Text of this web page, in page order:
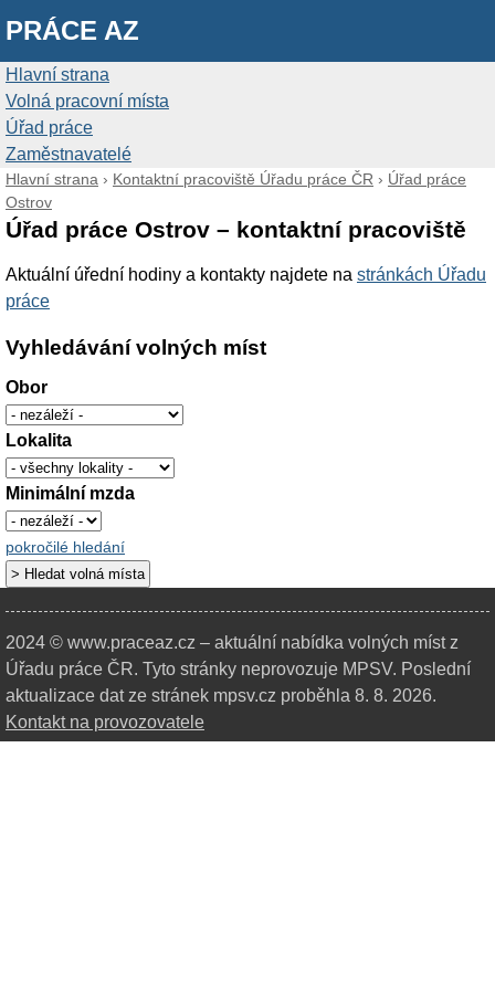
PRÁCE AZ
Hlavní strana
Volná pracovní místa
Úřad práce
Zaměstnavatelé
Hlavní strana › Kontaktní pracoviště Úřadu práce ČR › Úřad práce
Ostrov
Úřad práce Ostrov – kontaktní pracoviště
Aktuální úřední hodiny a kontakty najdete na stránkách Úřadu
práce
Vyhledávání volných míst
Obor
Lokalita
Minimální mzda
pokročilé hledání
2024 © www.praceaz.cz – aktuální nabídka volných míst z
Úřadu práce ČR. Tyto stránky neprovozuje MPSV. Poslední
aktualizace dat ze stránek mpsv.cz proběhla 8. 8. 2026.
Kontakt na provozovatele